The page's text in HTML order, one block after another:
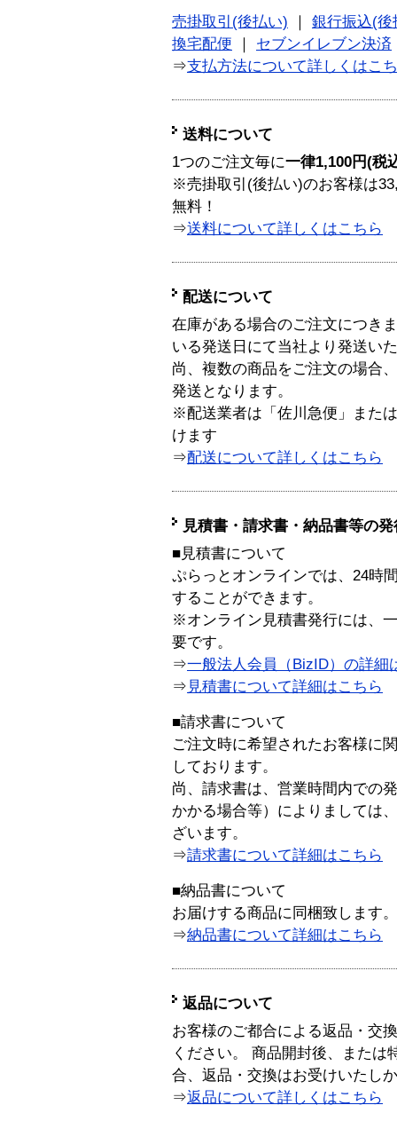
売掛取引(後払い)
銀行振込(後
換宅配便
セブンイレブン決済
⇒支払方法について詳しくはこ
送料について
1つのご注文毎に一律1,100円(税
※売掛取引(後払い)のお客様は
無料！
⇒送料について詳しくはこちら
配送について
在庫がある場合のご注文につき
いる発送日にて当社より発送い
尚、複数の商品をご注文の場合
発送となります。
※配送業者は「佐川急便」また
けます
⇒配送について詳しくはこちら
見積書・請求書・納品書等の
■見積書について
ぷらっとオンラインでは、24時
することができます。
※オンライン見積書発行には、
要です。
⇒一般法人会員（BizID）の詳細
⇒ 見積書について詳細はこちら
■請求書について
ご注文時に希望されたお客様に
しております。
尚、請求書は、営業時間内での
かかる場合等）によりましては
ざいます。
⇒請求書について詳細はこちら
■納品書について
お届けする商品に同梱致します。
⇒納品書について詳細はこちら
返品について
お客様のご都合による返品・交
ください。 商品開封後、または
合、返品・交換はお受けいたし
⇒返品について詳しくはこちら